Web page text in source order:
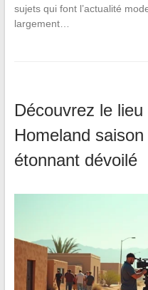
sujets qui font l’actualité
largement…
Découvrez le
Homeland
étonnant dévoilé